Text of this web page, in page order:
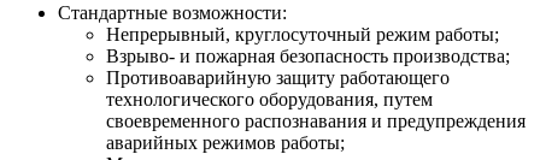
Стандартные возможности:
Непрерывный, круглосуточный режим работы;
Взрыво- и пожарная безопасность производства;
Противоаварийную защиту работающего
технологического оборудования, путем
своевременного распознавания и предупреждения
аварийных режимов работы;